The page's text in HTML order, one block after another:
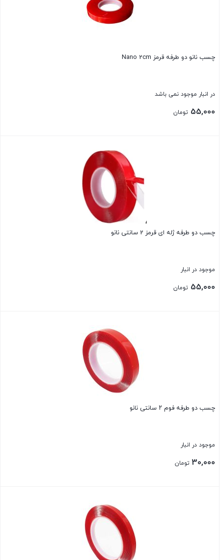
چسب نانو دو طرفه قرمز Nano 2cm
در انبار موجود نمی باشد
55,000 تومان
چسب دو طرفه ژله ای قرمز 2 سانتی نانو
موجود در انبار
55,000 تومان
چسب دو طرفه فوم ۲ سانتی نانو
موجود در انبار
30,000 تومان